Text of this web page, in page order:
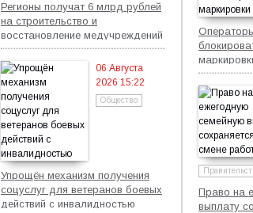
Право на
выплату
Регионы получат 6 млрд рублей
на строительство и
восстановление медучреждений
06 Августа
2026 15:22
Общество
Упрощён механизм получения
соцуслуг для ветеранов боевых
действий с инвалидностью